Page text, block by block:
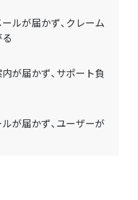
ルが届かず、クレーム
が届かず、サポート負
が届かず、ユーザーが